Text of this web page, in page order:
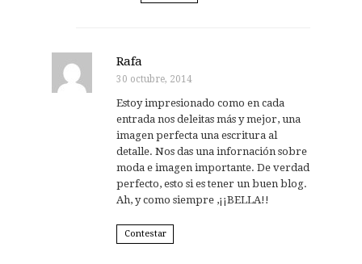
Rafa
30 octubre, 2014
Estoy impresionado como en cada
entrada nos deleitas más y mejor, una
imagen perfecta una escritura al
detalle. Nos das una infornación sobre
moda e imagen importante. De verdad
perfecto, esto si es tener un buen blog.
Ah, y como siempre ,¡¡BELLA!!
Contestar